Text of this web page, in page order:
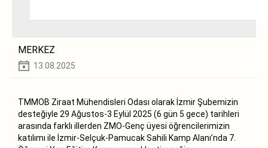
MERKEZ
13.08.2025
TMMOB Ziraat Mühendisleri Odası olarak İzmir Şubemizin
desteğiyle 29 Ağustos-3 Eylül 2025 (6 gün 5 gece) tarihleri
arasında farklı illerden ZMO-Genç üyesi öğrencilerimizin
katılımı ile İzmir-Selçuk-Pamucak Sahili Kamp Alanı’nda 7.